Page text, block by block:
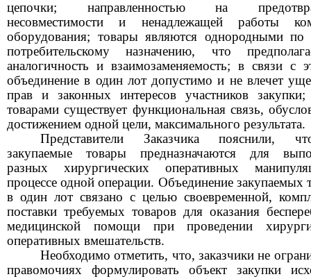
цепочки; направленностью на
несовместимости и ненадлежащей работы
оборудования; товары являются однородными по
потребительскому назначению, что
аналогичность и взаимозаменяемость; в связи с
объединение в один лот допустимо и не влечет
прав и законных интересов участников
товарами существует функциональная связь,
достижением одной цели, максимального результата.
Представители Заказчика пояснили,
закупаемые товары предназначаются для
разных хирургических оперативных
процессе одной операции. Объединение закупаемых
в один лот связано с целью своевременной,
поставки требуемых товаров для оказания
медицинской помощи при проведении
оперативных вмешательств.
Необходимо отметить, что, заказчики не
правомочиях формулировать объект закупки